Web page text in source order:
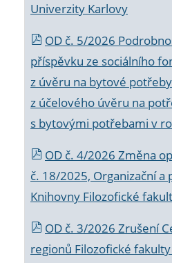
Univerzity Karlovy
OD č. 5/2026
příspěvku ze sociálního
z úvěru na bytové
z účelového úvěru na
s bytovými potřebami v
OD č. 4/2026 Změna
č. 18/2025, Organizační a
Knihovny Filozofické
OD č. 3/2026 Zrušení
regionů Filozofické